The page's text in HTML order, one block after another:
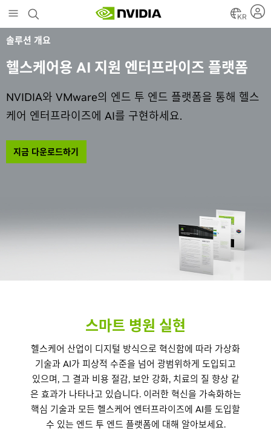
to
main
content
KR
솔루션 개요
헬스케어용 AI 지원 엔터프라이즈 플랫폼
NVIDIA와 VMware의 엔드 투 엔드 플랫폼을 통해 헬스
케어 엔터프라이즈에 AI를 구현하세요.
지금 다운로드하기
스마트 병원 실현
헬스케어 산업이 디지털 방식으로 혁신함에 따라 가상화
기술과 AI가 피상적 수준을 넘어 광범위하게 도입되고
있으며, 그 결과 비용 절감, 보안 강화, 치료의 질 향상 같
은 효과가 나타나고 있습니다. 이러한 혁신을 가속화하는
핵심 기술과 모든 헬스케어 엔터프라이즈에 AI를 도입할
수 있는 엔드 투 엔드 플랫폼에 대해 알아보세요.